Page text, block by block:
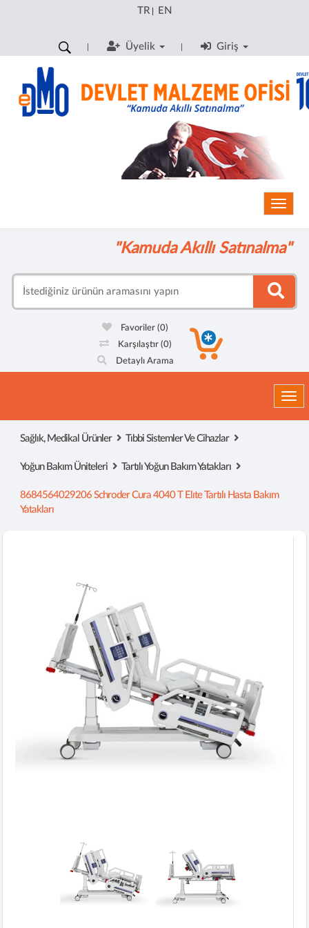
TR| EN
Üyelik Giriş
"Kamuda Akıllı Satınalma"
Favoriler(0)
Karşılaştır (0)
Detaylı Arama
Sağlık, Medikal Ürünler Tıbbi Sistemler Ve Cihazlar
Yoğun Bakım Üniteleri Tartılı Yoğun Bakım Yatakları
8684564029206 Schroder Cura 4040 T Elıte Tartılı Hasta Bakım
Yatakları